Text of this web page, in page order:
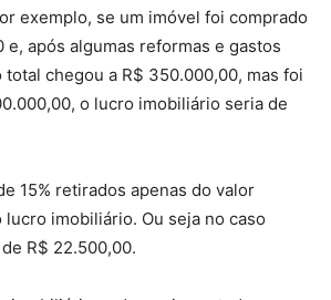
exemplo, se um imóvel foi comprado
e, após algumas reformas e gastos
chegou a R$ 350.000,00, mas foi
o lucro imobiliário seria de
15% retirados apenas do valor
imobiliário. Ou seja no caso
R$ 22.500,00.